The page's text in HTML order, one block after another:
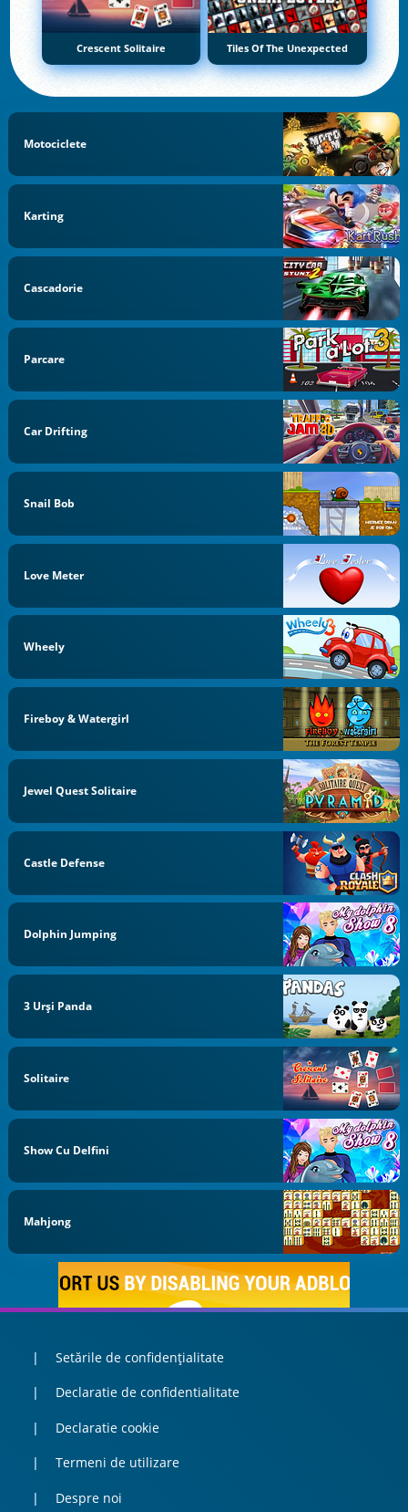
Crescent Solitaire Tiles Of The Unexpected
Motociclete
Karting
Cascadorie
Parcare
Car Drifting
Snail Bob
Love Meter
Wheely
Fireboy & Watergirl
Jewel Quest Solitaire
Castle Defense
Dolphin Jumping
3 Urși Panda
Solitaire
Show Cu Delfini
Mahjong
Setările de confidențialitate
Declaratie de confidentialitate
Declaratie cookie
Termeni de utilizare
Despre noi